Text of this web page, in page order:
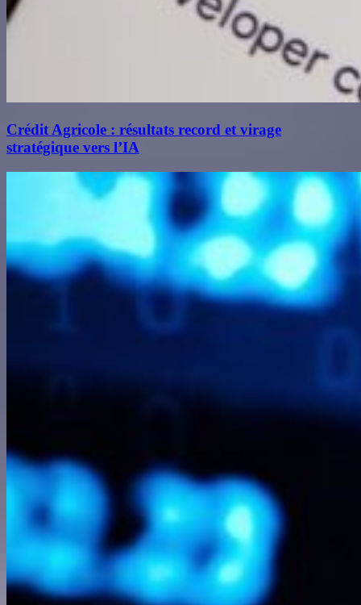
Crédit Agricole : résultats record et virage
stratégique vers l’IA